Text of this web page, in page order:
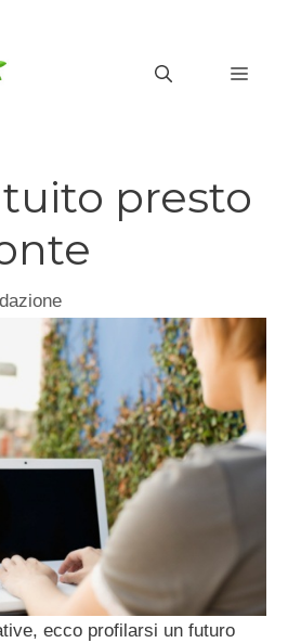
presto
ecco profilarsi un futuro